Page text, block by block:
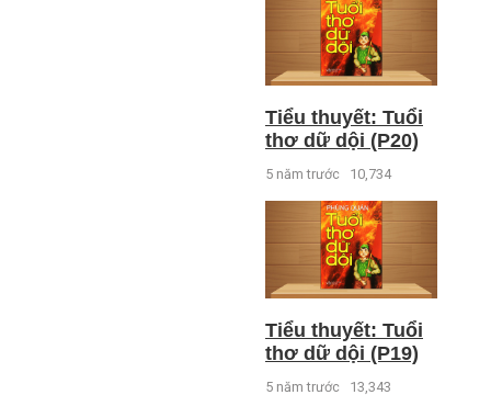
Tiểu thuyết: Tuổi
thơ dữ dội (P20)
5 năm trước 10,734
Tiểu thuyết: Tuổi
thơ dữ dội (P19)
5 năm trước 13,343